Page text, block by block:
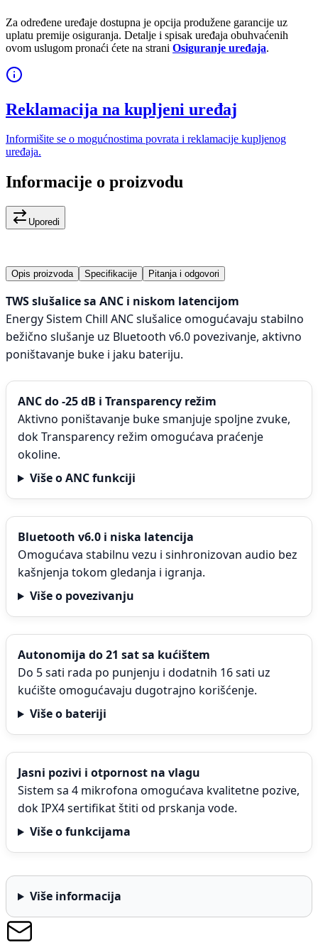
Za određene uređaje dostupna je opcija produžene garancije uz
uplatu premije osiguranja. Detalje i spisak uređaja obuhvaćenih
ovom uslugom pronaći ćete na strani Osiguranje uređaja.
Reklamacija na kupljeni uređaj
Informišite se o mogućnostima povrata i reklamacije kupljenog
uređaja.
Informacije o proizvodu
Uporedi
Opis proizvoda Specifikacije Pitanja i odgovori
TWS slušalice sa ANC i niskom latencijom
Energy Sistem Chill ANC slušalice omogućavaju stabilno
bežično slušanje uz Bluetooth v6.0 povezivanje, aktivno
poništavanje buke i jaku bateriju.
ANC do -25 dB i Transparency režim
Aktivno poništavanje buke smanjuje spoljne zvuke,
dok Transparency režim omogućava praćenje
okoline.
Više o ANC funkciji
Bluetooth v6.0 i niska latencija
Omogućava stabilnu vezu i sinhronizovan audio bez
kašnjenja tokom gledanja i igranja.
Više o povezivanju
Autonomija do 21 sat sa kućištem
Do 5 sati rada po punjenju i dodatnih 16 sati uz
kućište omogućavaju dugotrajno korišćenje.
Više o bateriji
Jasni pozivi i otpornost na vlagu
Sistem sa 4 mikrofona omogućava kvalitetne pozive,
dok IPX4 sertifikat štiti od prskanja vode.
Više o funkcijama
Više informacija